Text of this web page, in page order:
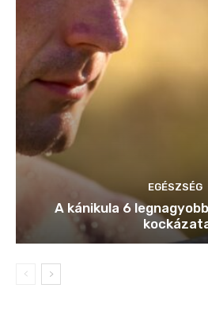
EGÉSZSÉG
A kánikula 6